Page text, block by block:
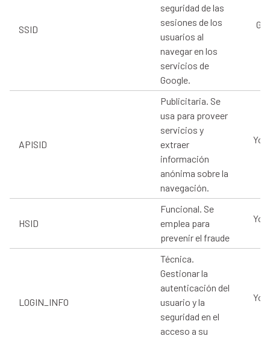
SSID
seguridad de las
sesiones de los
usuarios al
navegar en los
servicios de
Google.
APISID
Publicitaria. Se
usa para proveer
servicios y
extraer
información
anónima sobre la
navegación.
HSID
Funcional. Se
emplea para
prevenir el fraude
LOGIN_INFO
Técnica.
Gestionar la
autenticación del
usuario y la
seguridad en el
acceso a su